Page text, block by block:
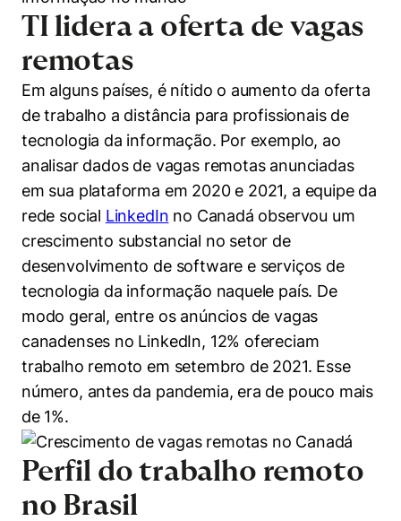
TI lidera a oferta de vagas
remotas
Em alguns países, é nítido o aumento da oferta
de trabalho a distância para profissionais de
tecnologia da informação. Por exemplo, ao
analisar dados de vagas remotas anunciadas
em sua plataforma em 2020 e 2021, a equipe da
rede social LinkedIn no Canadá observou um
crescimento substancial no setor de
desenvolvimento de software e serviços de
tecnologia da informação naquele país. De
modo geral, entre os anúncios de vagas
canadenses no LinkedIn, 12% ofereciam
trabalho remoto em setembro de 2021. Esse
número, antes da pandemia, era de pouco mais
de 1%.
Perfil do trabalho remoto
no Brasil